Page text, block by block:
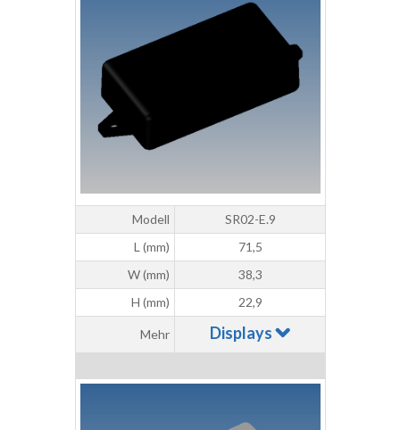
Modell
SR02-E.9
L (mm)
71,5
W (mm)
38,3
H (mm)
22,9
Mehr Displays